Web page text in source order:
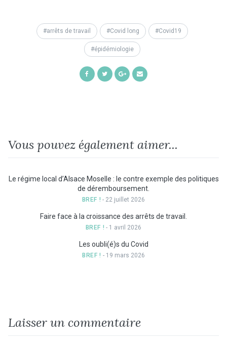
arrêts de travail Covid long Covid19
épidémiologie
ShareShareShare
Vous pouvez également aimer...
Le régime local d’Alsace Moselle : le contre exemple des politiques
de déremboursement.
BREF ! - 22 juillet 2026
Faire face à la croissance des arrêts de travail.
BREF ! - 1 avril 2026
Les oubli(é)s du Covid
BREF ! - 19 mars 2026
Laisser un commentaire